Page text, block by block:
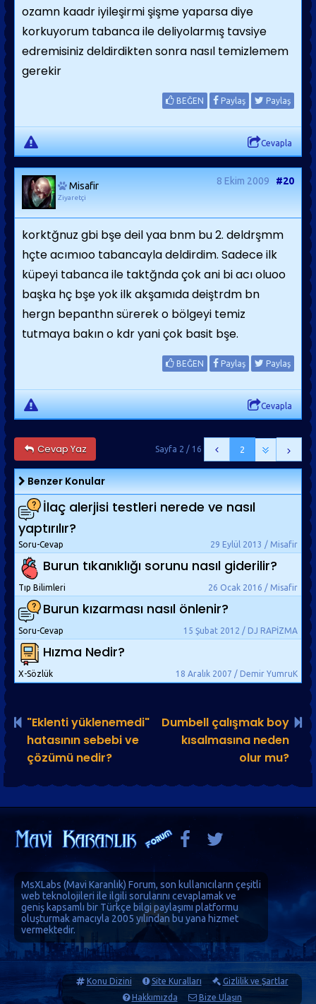
ozamn kaadr iyileşirmi şişme yaparsa diye
korkuyorum tabanca ile deliyolarmış tavsiye
edremisiniz deldirdikten sonra nasıl temizlemem
gerekir
BEĞEN Paylaş Paylaş
Cevapla
Misafir
Ziyaretçi
8 Ekim 2009 #20
korktğnuz gbi bşe deil yaa bnm bu 2. deldrşmm
hçte acımıoo tabancayla deldirdim. Sadece ilk
küpeyi tabanca ile taktğnda çok ani bi acı oluoo
başka hç bşe yok ilk akşamıda deiştrdm bn
hergn bepanthn sürerek o bölgeyi temiz
tutmaya bakın o kdr yani çok basit bşe.
BEĞEN Paylaş Paylaş
Cevapla
Cevap Yaz 2
Sayfa 2 / 16
Benzer Konular
İlaç alerjisi testleri nerede ve nasıl
yaptırılır?
29 Eylül 2013 / Misafir
Soru-Cevap
Burun tıkanıklığı sorunu nasıl giderilir?
26 Ocak 2016 / Misafir
Tıp Bilimleri
Burun kızarması nasıl önlenir?
15 Şubat 2012 / DJ RAPİZMA
Soru-Cevap
Hızma Nedir?
18 Aralık 2007 / Demir YumruK
X-Sözlük
"Eklenti yüklenemedi"
hatasının sebebi ve
çözümü nedir?
Dumbell çalışmak boy
kısalmasına neden
olur mu?
MsXLabs (Mavi Karanlık) Forum, son kullanıcıların çeşitli
web teknolojileri ile ilgili sorularını cevaplamak ve
geniş kapsamlı bir Türkçe bilgi paylaşımı platformu
oluşturmak amacıyla 2005 yılından bu yana hizmet
vermektedir.
Konu Dizini Site Kuralları
Gizlilik ve Şartlar
Hakkımızda
Bize Ulaşın